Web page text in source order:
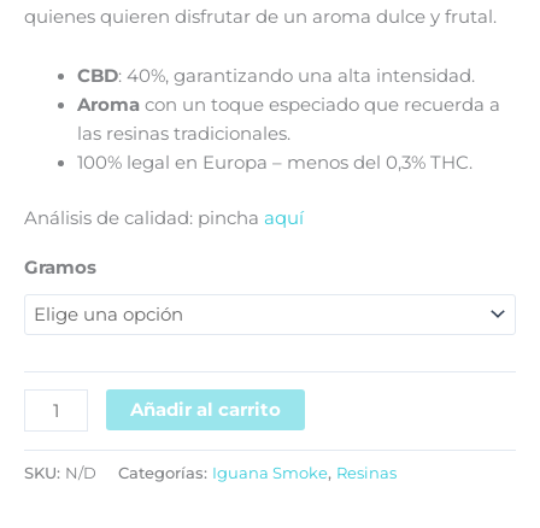
quienes quieren disfrutar de un aroma dulce y frutal.
CBD: 40%, garantizando una alta intensidad.
Aroma con un toque especiado que recuerda a
las resinas tradicionales.
100% legal en Europa – menos del 0,3% THC.
Análisis de calidad: pincha aquí
Gramos
Añadir al carrito
SKU: N/D Categorías: Iguana Smoke, Resinas